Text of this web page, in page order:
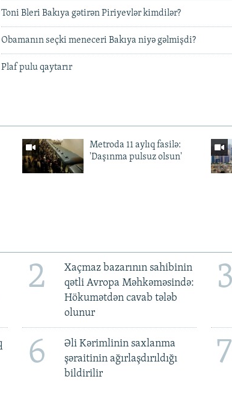
Toni Bleri Bakıya gətirən Piriyevlər kimdilər?
Obamanın seçki meneceri Bakıya niyə gəlmişdi?
Plaf pulu qaytarır
Metroda 11 aylıq fasilə:
'Daşınma pulsuz olsun'
2
Xaçmaz bazarının sahibinin
qətli Avropa Məhkəməsində:
Hökumətdən cavab tələb
olunur
3
6
Əli Kərimlinin saxlanma
şəraitinin ağırlaşdırıldığı
bildirilir
7